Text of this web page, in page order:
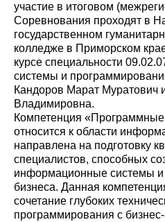
участие в итоговом
Соревнования проходят в
государственном
колледже в Приморском
курсе специальности
системы и
Кандоров Марат Муратович
Владимировна.
Компетенция
относится к области
направлена на подготовку
специалистов, способных
информационные системы
бизнеса. Данная
сочетание глубоких
программирования с